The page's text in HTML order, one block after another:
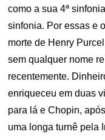
como a sua 4ª
sinfonia. Por essas e
morte de Henry
sem qualquer nome
recentemente.
enriqueceu em duas
para lá e Chopin,
uma longa turnê pela